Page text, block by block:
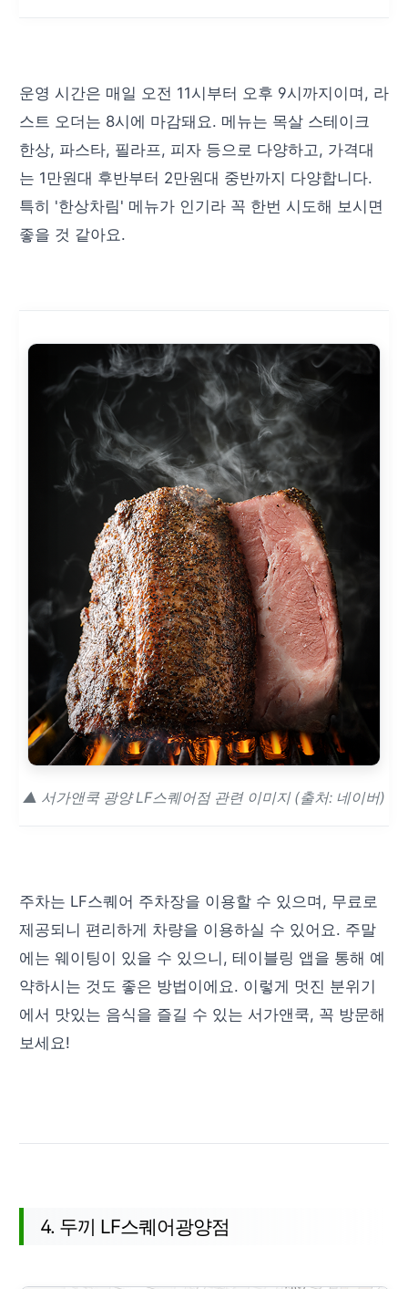
운영 시간은 매일 오전 11시부터 오후 9시까지이며, 라
스트 오더는 8시에 마감돼요. 메뉴는 목살 스테이크
한상, 파스타, 필라프, 피자 등으로 다양하고, 가격대
는 1만원대 후반부터 2만원대 중반까지 다양합니다.
특히 '한상차림' 메뉴가 인기라 꼭 한번 시도해 보시면
좋을 것 같아요.
▲ 서가앤쿡 광양 LF스퀘어점 관련 이미지 (출처: 네이버)
주차는 LF스퀘어 주차장을 이용할 수 있으며, 무료로
제공되니 편리하게 차량을 이용하실 수 있어요. 주말
에는 웨이팅이 있을 수 있으니, 테이블링 앱을 통해 예
약하시는 것도 좋은 방법이에요. 이렇게 멋진 분위기
에서 맛있는 음식을 즐길 수 있는 서가앤쿡, 꼭 방문해
보세요!
4. 두끼 LF스퀘어광양점